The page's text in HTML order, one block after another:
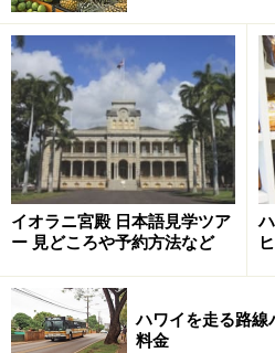
イオラニ宮殿 日本語見学ツア
ー 見どころや予約方法など
ハワイを走る路線
料金